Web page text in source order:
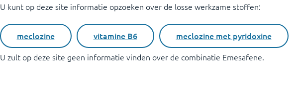
U kunt op deze site informatie opzoeken over de losse werkzame stoffen:
meclozine vitamine B6
meclozine met pyridoxine
U zult op deze site geen informatie vinden over de combinatie Emesafene.